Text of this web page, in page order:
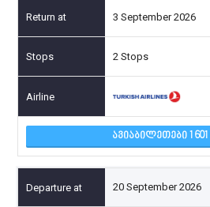
3 September 2026
2 Stops
ᲐᲕᲘᲐᲑᲘᲚᲔᲗᲔᲑᲘ 1 601
20 September 2026